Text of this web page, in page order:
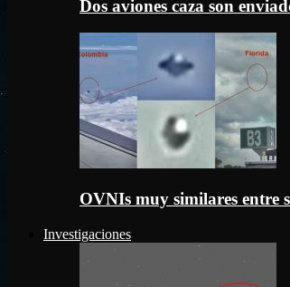
Dos aviones caza son
OVNIs muy similares entre
Investigaciones